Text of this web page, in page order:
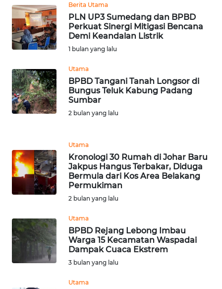
Berita Utama
PLN UP3 Sumedang dan BPBD
Perkuat Sinergi Mitigasi Bencana
Demi Keandalan Listrik
1 bulan yang lalu
Utama
BPBD Tangani Tanah Longsor di
Bungus Teluk Kabung Padang
Sumbar
2 bulan yang lalu
Utama
Kronologi 30 Rumah di Johar Baru
Jakpus Hangus Terbakar, Diduga
Bermula dari Kos Area Belakang
Permukiman
2 bulan yang lalu
Utama
BPBD Rejang Lebong Imbau
Warga 15 Kecamatan Waspadai
Dampak Cuaca Ekstrem
3 bulan yang lalu
Utama
WN
JAKARTA
WN
WN
BANTEN
WN
KEPRI
WN
PAPUA
BARAT